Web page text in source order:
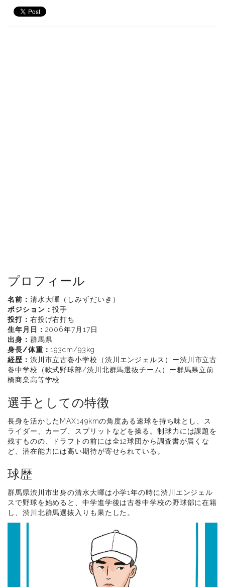
プロフィール
名前： 清水大暉（しみずだいき）
ポジション：投手
投打： 右投げ右打ち
生年月日： 2006年7月17日
出身： 群馬県
身長/体重：193cm/93kg
経歴： 渋川市立古巻小学校（渋川エンジェルス）ー渋川市立古
巻中学校（軟式野球部/渋川北群馬選抜チーム）ー群馬県立前
橋商業高等学校
選手としての特徴
長身を活かしたMAX149kmの角度ある速球を持ち味とし、ス
ライダー、カーブ、スプリットなどを操る。制球力には課題を
残すものの、ドラフトの前には全12球団から調査書が届くな
ど、潜在能力には高い期待が寄せられている。
球歴
群馬県渋川市出身の清水大暉は小学1年の時に渋川エンジェル
スで野球を始めると、中学進学後は古巻中学校の野球部に在籍
し、渋川北群馬選抜入りも果たした。